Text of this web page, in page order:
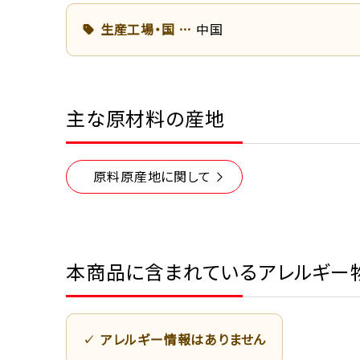
生産工場・国 中国
主な原材料の産地
原料原産地に関して
本商品に含まれているアレルギー
アレルギー情報はありません